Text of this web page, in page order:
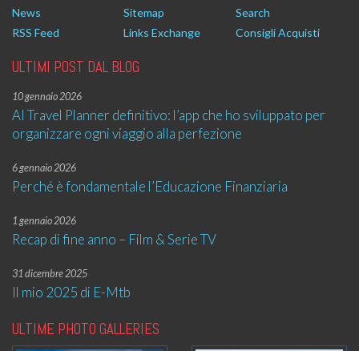
News
Sitemap
Search
RSS Feed
Links Exchange Consigli Acquisti
ULTIMI POST DAL BLOG
10 gennaio 2026
AI Travel Planner definitivo: l’app che ho sviluppato per
organizzare ogni viaggio alla perfezione
6 gennaio 2026
Perché è fondamentale l’Educazione Finanziaria
1 gennaio 2026
Recap di fine anno – Film & Serie TV
31 dicembre 2025
Il mio 2025 di E-Mtb
ULTIME PHOTO GALLERIES